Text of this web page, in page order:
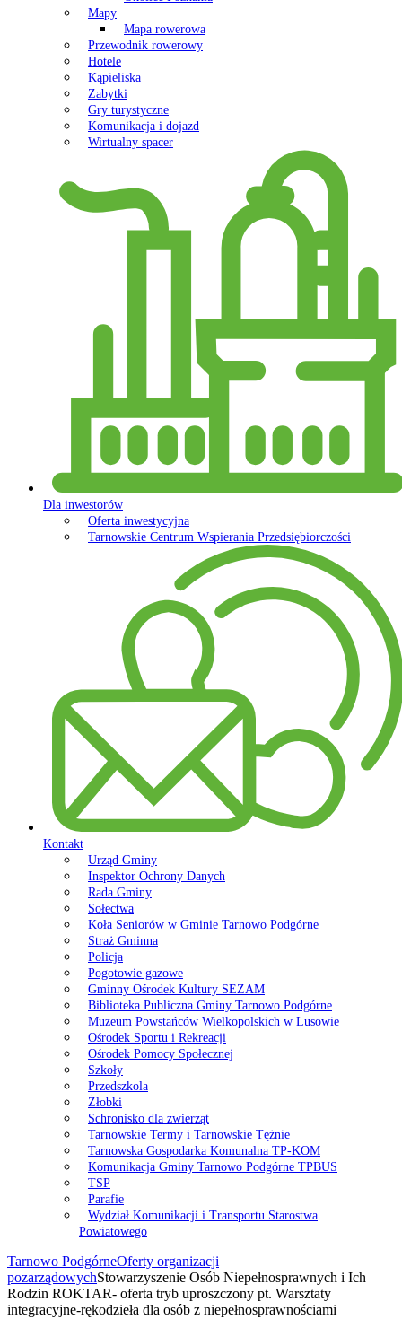
Mapy
Mapa rowerowa
Przewodnik rowerowy
Hotele
Kąpieliska
Zabytki
Gry turystyczne
Komunikacja i dojazd
Wirtualny spacer
Dla inwestorów
Oferta inwestycyjna
Tarnowskie Centrum Wspierania Przedsiębiorczości
Kontakt
Urząd Gminy
Inspektor Ochrony Danych
Rada Gminy
Sołectwa
Koła Seniorów w Gminie Tarnowo Podgórne
Straż Gminna
Policja
Pogotowie gazowe
Gminny Ośrodek Kultury SEZAM
Biblioteka Publiczna Gminy Tarnowo Podgórne
Muzeum Powstańców Wielkopolskich w Lusowie
Ośrodek Sportu i Rekreacji
Ośrodek Pomocy Społecznej
Szkoły
Przedszkola
Żłobki
Schronisko dla zwierząt
Tarnowskie Termy i Tarnowskie Tężnie
Tarnowska Gospodarka Komunalna TP-KOM
Komunikacja Gminy Tarnowo Podgórne TPBUS
TSP
Parafie
Wydział Komunikacji i Transportu Starostwa
Powiatowego
Tarnowo PodgórneOferty organizacji
pozarządowychStowarzyszenie Osób Niepełnosprawnych i Ich
Rodzin ROKTAR- oferta tryb uproszczony pt. Warsztaty
integracyjne-rękodzieła dla osób z niepełnosprawnościami